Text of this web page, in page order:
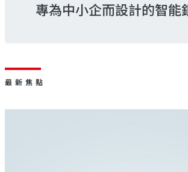
專為中小企而設計的智能
最新焦點